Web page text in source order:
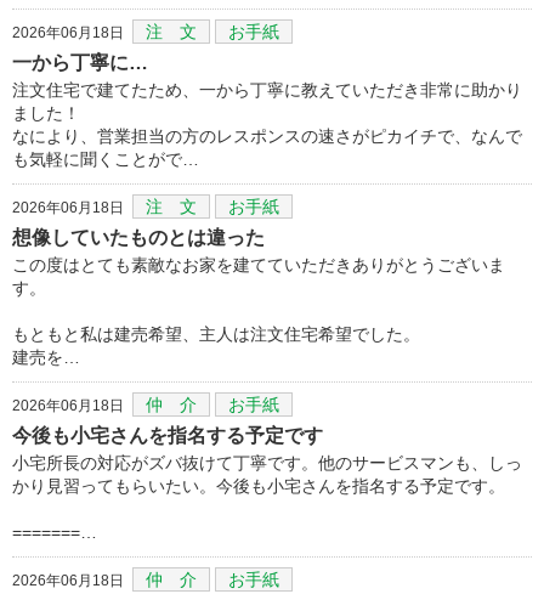
2026年06月18日 注 文 お手紙
一から丁寧に…
注文住宅で建てたため、一から丁寧に教えていただき非常に助かり
ました！
なにより、営業担当の方のレスポンスの速さがピカイチで、なんで
も気軽に聞くことがで…
2026年06月18日 注 文 お手紙
想像していたものとは違った
この度はとても素敵なお家を建てていただきありがとうございま
す。
もともと私は建売希望、主人は注文住宅希望でした。
建売を…
2026年06月18日 仲 介 お手紙
今後も小宅さんを指名する予定です
小宅所長の対応がズバ抜けて丁寧です。他のサービスマンも、しっ
かり見習ってもらいたい。今後も小宅さんを指名する予定です。
=======…
2026年06月18日 仲 介 お手紙